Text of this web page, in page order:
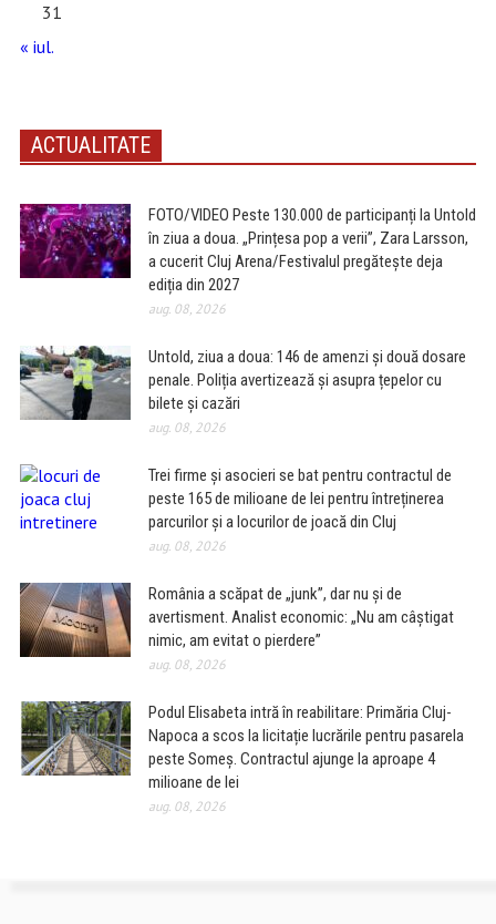
31
« iul.
ACTUALITATE
FOTO/VIDEO Peste 130.000 de participanți la Untold
în ziua a doua. „Prințesa pop a verii”, Zara Larsson,
a cucerit Cluj Arena/Festivalul pregătește deja
ediția din 2027
aug. 08, 2026
Untold, ziua a doua: 146 de amenzi și două dosare
penale. Poliția avertizează și asupra țepelor cu
bilete și cazări
aug. 08, 2026
Trei firme și asocieri se bat pentru contractul de
peste 165 de milioane de lei pentru întreținerea
parcurilor și a locurilor de joacă din Cluj
aug. 08, 2026
România a scăpat de „junk”, dar nu și de
avertisment. Analist economic: „Nu am câștigat
nimic, am evitat o pierdere”
aug. 08, 2026
Podul Elisabeta intră în reabilitare: Primăria Cluj-
Napoca a scos la licitație lucrările pentru pasarela
peste Someș. Contractul ajunge la aproape 4
milioane de lei
aug. 08, 2026